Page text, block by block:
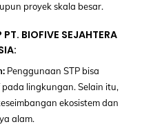
proyek skala besar.
BIOFIVE SEJAHTERA
Penggunaan STP bisa
lingkungan. Selain itu,
ekosistem dan
alam.